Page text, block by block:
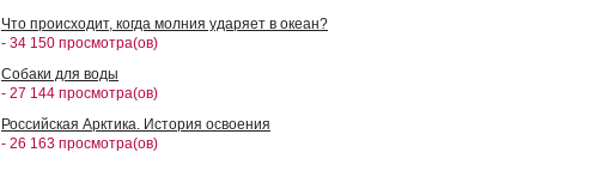
Что происходит, когда молния ударяет в океан?
- 34 150 просмотра(ов)
Собаки для воды
- 27 144 просмотра(ов)
Российская Арктика. История освоения
- 26 163 просмотра(ов)